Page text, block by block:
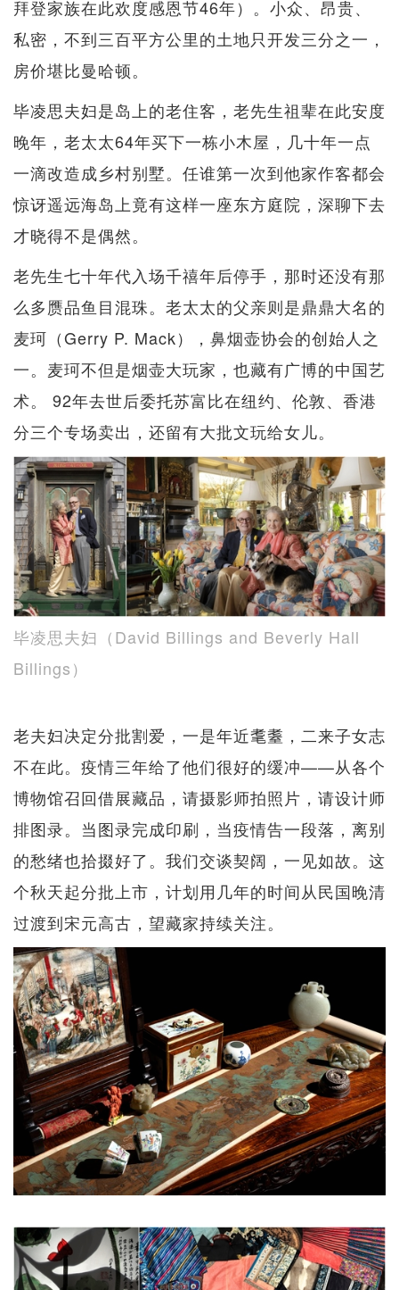
拜登家族在此欢度感恩节46年）。小众、昂贵、
私密，不到三百平方公里的土地只开发三分之一，
房价堪比曼哈顿。
毕凌思夫妇是岛上的老住客，老先生祖辈在此安度
晚年，老太太64年买下一栋小木屋，几十年一点
一滴改造成乡村别墅。任谁第一次到他家作客都会
惊讶遥远海岛上竟有这样一座东方庭院，深聊下去
才晓得不是偶然。
老先生七十年代入场千禧年后停手，那时还没有那
么多赝品鱼目混珠。老太太的父亲则是鼎鼎大名的
麦珂（Gerry P. Mack），鼻烟壶协会的创始人之
一。麦珂不但是烟壶大玩家，也藏有广博的中国艺
术。 92年去世后委托苏富比在纽约、伦敦、香港
分三个专场卖出，还留有大批文玩给女儿。
毕凌思夫妇（David Billings and Beverly Hall
Billings）
老夫妇决定分批割爱，一是年近耄耋，二来子女志
不在此。疫情三年给了他们很好的缓冲——从各个
博物馆召回借展藏品，请摄影师拍照片，请设计师
排图录。当图录完成印刷，当疫情告一段落，离别
的愁绪也拾掇好了。我们交谈契阔，一见如故。这
个秋天起分批上市，计划用几年的时间从民国晚清
过渡到宋元高古，望藏家持续关注。